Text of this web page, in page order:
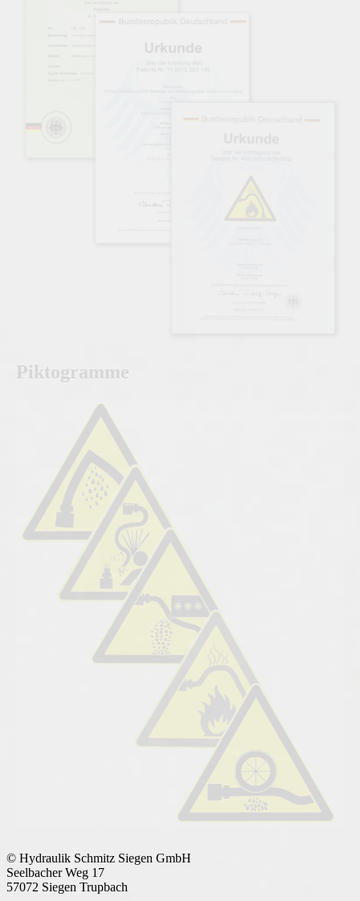
Piktogramme
© Hydraulik Schmitz Siegen GmbH
Seelbacher Weg 17
57072 Siegen Trupbach